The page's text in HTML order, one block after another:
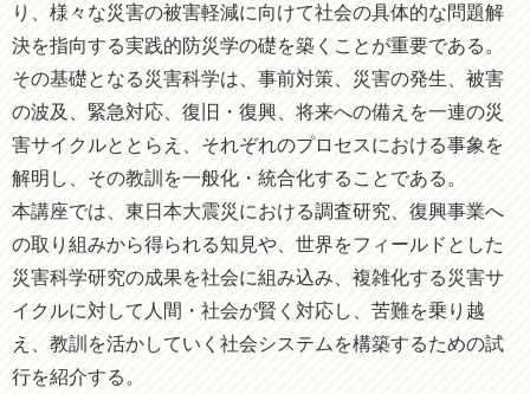
り、様々な災害の被害軽減に向けて社会の具体的な問題解
決を指向する実践的防災学の礎を築くことが重要である。
その基礎となる災害科学は、事前対策、災害の発生、被害
の波及、緊急対応、復旧・復興、将来への備えを一連の災
害サイクルととらえ、それぞれのプロセスにおける事象を
解明し、その教訓を一般化・統合化することである。
本講座では、東日本大震災における調査研究、復興事業へ
の取り組みから得られる知見や、世界をフィールドとした
災害科学研究の成果を社会に組み込み、複雑化する災害サ
イクルに対して人間・社会が賢く対応し、苦難を乗り越
え、教訓を活かしていく社会システムを構築するための試
行を紹介する。